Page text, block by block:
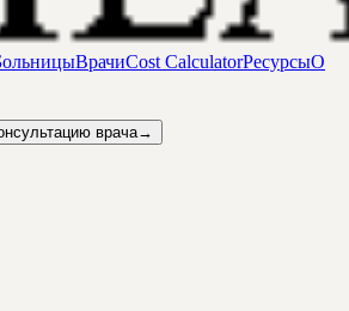
ВрачиCost CalculatorРесурсыО
врача→